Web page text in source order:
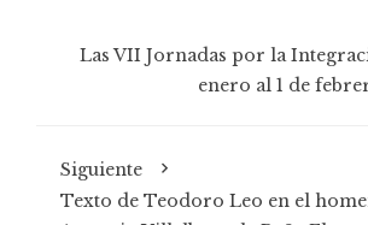
Las VII Jornadas por la
enero al 1 de
Siguiente
Texto de Teodoro Leo en el